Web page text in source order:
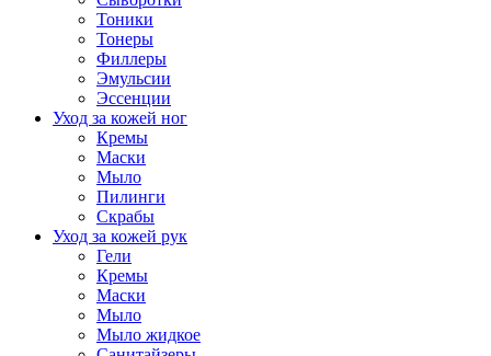
Тоники
Тонеры
Филлеры
Эмульсии
Эссенции
Уход за кожей ног
Кремы
Маски
Мыло
Пилинги
Скрабы
Уход за кожей рук
Гели
Кремы
Маски
Мыло
Мыло жидкое